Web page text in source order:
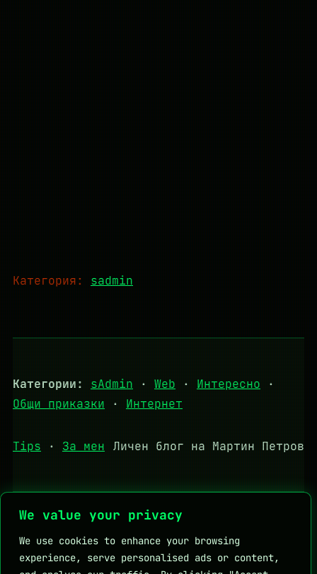
We value your privacy
We use cookies to enhance your browsing
experience, serve personalised ads or content,
Категория: sadmin
Категории: sAdmin · Web · Интересно ·
Общи приказки · Интернет
Tips · За мен Личен блог на Мартин Петров
Полезни връзки: DHStudio
Личен блог на Мартин Петров